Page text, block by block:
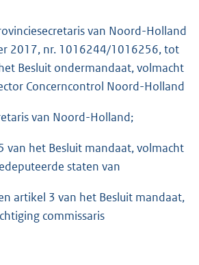
van Noord-Holland
2017, nr. 1016244/1016256, tot
Besluit ondermandaat, volmacht
Concerncontrol Noord-Holland
van Noord-Holland;
van het Besluit mandaat, volmacht
staten van
artikel 3 van het Besluit mandaat,
commissaris